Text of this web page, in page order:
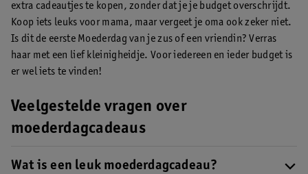
extra cadeautjes te kopen, zonder dat je je budget overschrijdt.
Koop iets leuks voor mama, maar vergeet je oma ook zeker niet.
Is dit de eerste Moederdag van je zus of een vriendin? Verras
haar met een lief kleinigheidje. Voor iedereen en ieder budget is
er wel iets te vinden!
Veelgestelde vragen over
moederdagcadeaus
Wat is een leuk moederdagcadeau?